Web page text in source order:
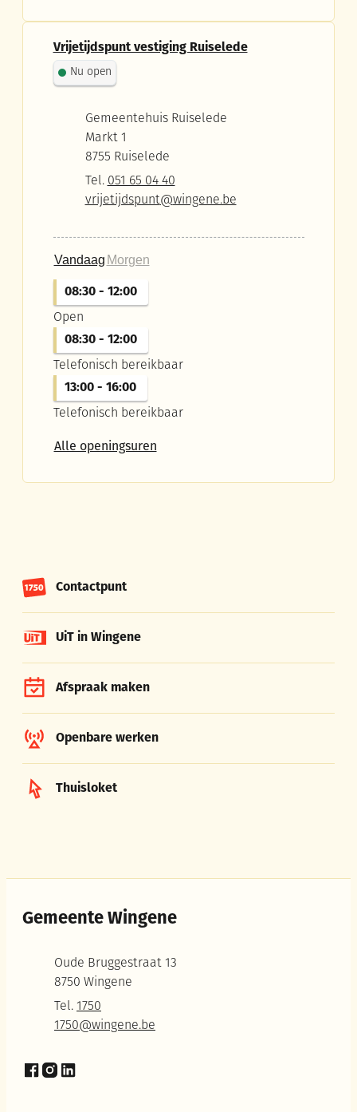
Vrijetijdspunt vestiging Ruiselede
Nu open
Gemeentehuis Ruiselede
Markt 1
,8755 Ruiselede
051 65 04 40
E-mailvrijetijdspunt@wingene.be
Vandaag Morgen
08:30 - 12:00
Open
08:30 - 12:00
Telefonisch bereikbaar
13:00 - 16:00
Telefonisch bereikbaar
Alle openingsurenVrijetijdspunt vestiging Ruiselede
Contactpunt
UiT in Wingene
Afspraak maken
Openbare werken
Thuisloket
Gemeente Wingene
Oude Bruggestraat 13
,8750 Wingene
1750
E-mail1750@wingene.be
Facebook
Instagram
LinkedIn